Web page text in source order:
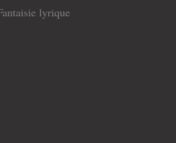
lyrique